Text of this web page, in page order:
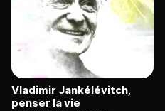
Vladimir Jankélévitch,
penser la vie